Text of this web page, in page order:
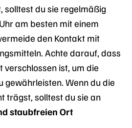
solltest du sie regelmäßig
am besten mit einem
den Kontakt mit
Achte darauf, dass
verschlossen ist, um die
gewährleisten. Wenn du die
trägst, solltest du sie an
staubfreien Ort